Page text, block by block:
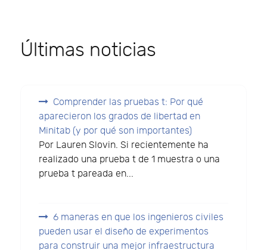
Últimas noticias
Comprender las pruebas t: Por qué
aparecieron los grados de libertad en
Minitab (y por qué son importantes)
Por Lauren Slovin. Si recientemente ha
realizado una prueba t de 1 muestra o una
prueba t pareada en...
6 maneras en que los ingenieros civiles
pueden usar el diseño de experimentos
para construir una mejor infraestructura